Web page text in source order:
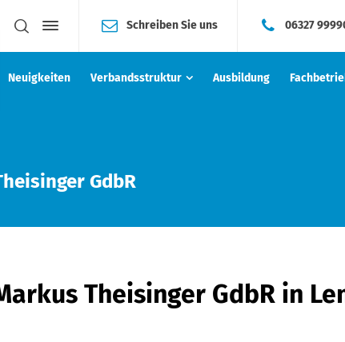
Schreiben Sie uns 06327
Neuigkeiten Verbandsstruktur Ausbildung
GdbR
Theisinger GdbR in